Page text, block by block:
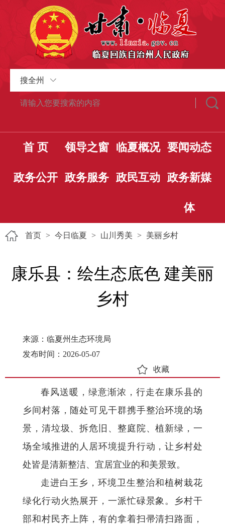
搜全州
首 页 领导之窗 临夏概况 要闻动态
政务公开 政务服务 政民互动 政务新媒
体
首页 > 今日临夏 > 山川秀美 > 美丽乡村
康乐县：绘生态底色 建美丽
乡村
来源：临夏州生态环境局
发布时间：2026-05-07
收藏
春风送暖，绿意渐浓，行走在康乐县的
乡间村落，随处可见干群携手整治环境的场
景，清垃圾、拆危旧、整庭院、植新绿，一
场全域推进的人居环境提升行动，让乡村处
处皆是清新整洁、宜居宜业的和美景致。
走进白王乡，环境卫生整治和植树栽花
绿化行动火热展开，一派忙碌景象。乡村干
部和村民齐上阵，有的拿着扫帚清扫路面，